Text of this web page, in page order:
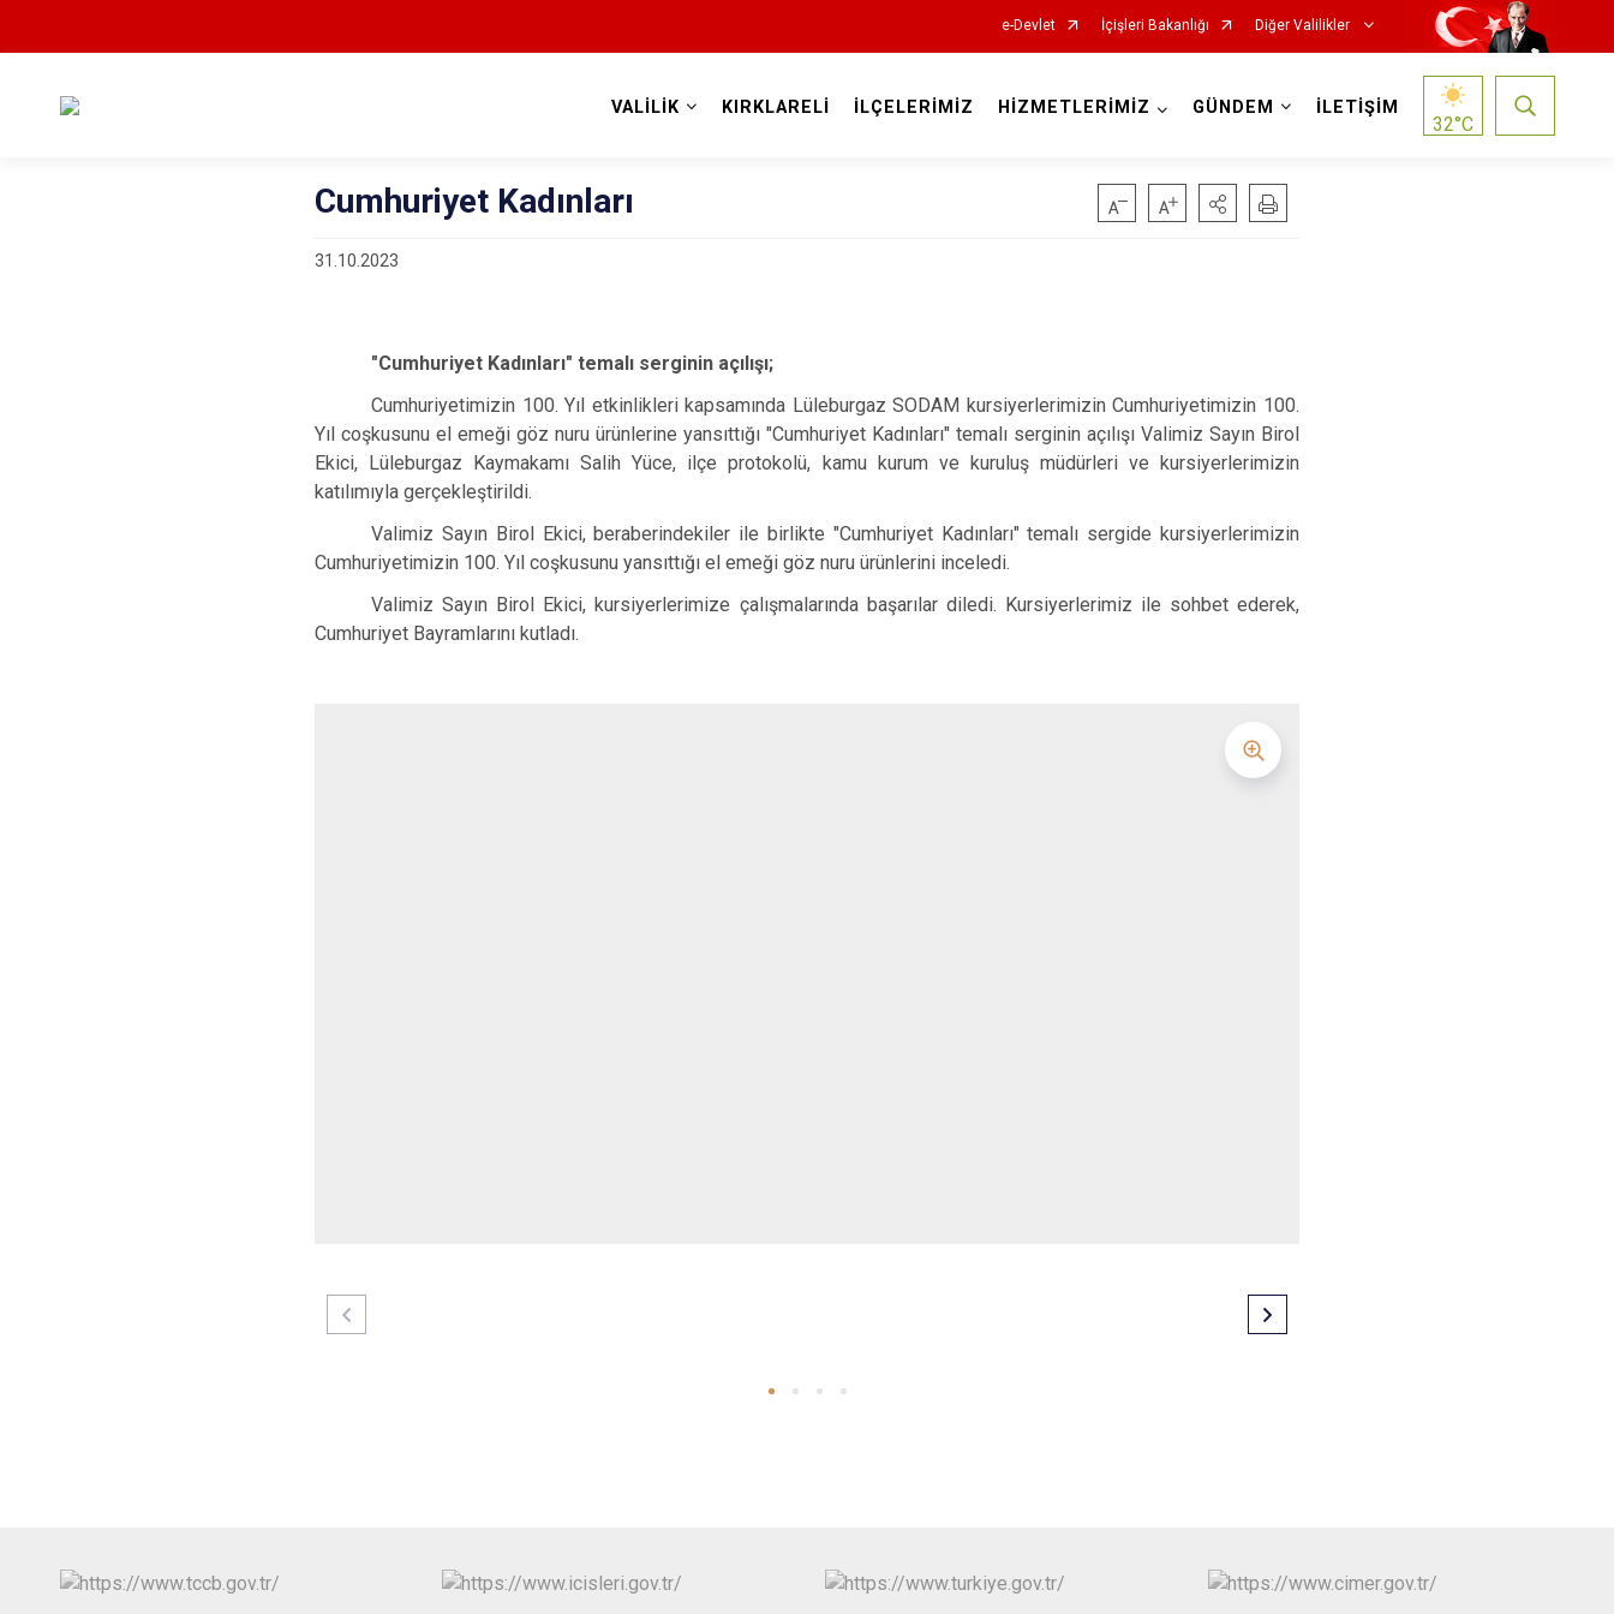
e-Devlet İçişleri Bakanlığı Diğer Valilikler
VALİLİK KIRKLARELİ İLÇELERİMİZ HİZMETLERİMİZ GÜNDEM İLETİŞİM
32°C
Cumhuriyet Kadınları
31.10.2023
"Cumhuriyet Kadınları" temalı serginin açılışı;
Cumhuriyetimizin 100. Yıl etkinlikleri kapsamında Lüleburgaz SODAM kursiyerlerimizin Cumhuriyetimizin 100.
Yıl coşkusunu el emeği göz nuru ürünlerine yansıttığı "Cumhuriyet Kadınları" temalı serginin açılışı Valimiz Sayın Birol
Ekici, Lüleburgaz Kaymakamı Salih Yüce, ilçe protokolü, kamu kurum ve kuruluş müdürleri ve kursiyerlerimizin
katılımıyla gerçekleştirildi.
Valimiz Sayın Birol Ekici,beraberindekiler ile birlikte "Cumhuriyet Kadınları" temalı sergide kursiyerlerimizin
Cumhuriyetimizin 100. Yıl coşkusunu yansıttığı el emeği göz nuru ürünlerini inceledi.
Valimiz Sayın Birol Ekici, kursiyerlerimize çalışmalarında başarılar diledi. Kursiyerlerimiz ile sohbet ederek,
Cumhuriyet Bayramlarını kutladı.